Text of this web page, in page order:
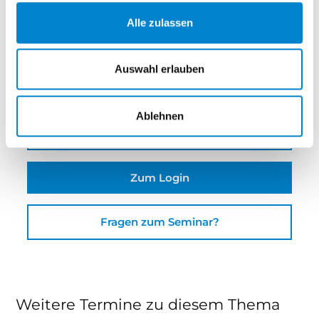
Alle zulassen
Auswahl erlauben
Ablehnen
Veranstalter
Download Seminarbeschreibung
Zum Login
Fragen zum Seminar?
Weitere Termine zu diesem Thema